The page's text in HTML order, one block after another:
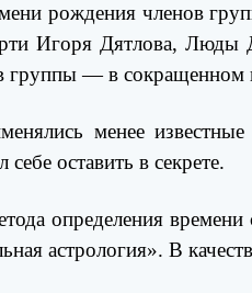
рождения членов
Игоря Дятлова,
группы — в сокращенном
менее
оставить в секрете.
определения
астрология». В